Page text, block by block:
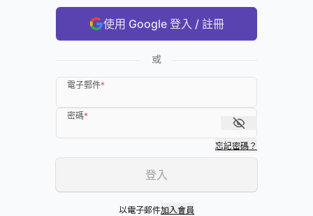
使用 Google 登入 / 註冊
或
電子郵件*
密碼*
忘記密碼？
登入
以電子郵件加入會員